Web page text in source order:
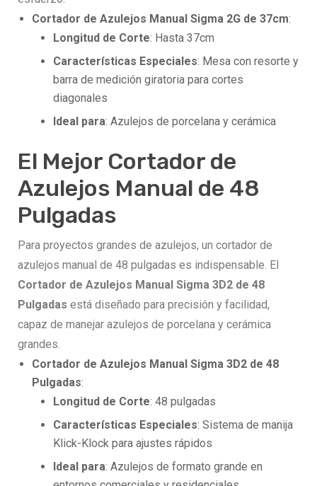
Cortador de Azulejos Manual Sigma 2G de 37cm:
Longitud de Corte: Hasta 37cm
Características Especiales: Mesa con resorte y
barra de medición giratoria para cortes
diagonales
Ideal para: Azulejos de porcelana y cerámica
El Mejor Cortador de
Azulejos Manual de 48
Pulgadas
Para proyectos grandes de azulejos, un cortador de
azulejos manual de 48 pulgadas es indispensable. El
Cortador de Azulejos Manual Sigma 3D2 de 48
Pulgadas está diseñado para precisión y facilidad,
capaz de manejar azulejos de porcelana y cerámica
grandes.
Cortador de Azulejos Manual Sigma 3D2 de 48
Pulgadas:
Longitud de Corte: 48 pulgadas
Características Especiales: Sistema de manija
Klick-Klock para ajustes rápidos
Ideal para: Azulejos de formato grande en